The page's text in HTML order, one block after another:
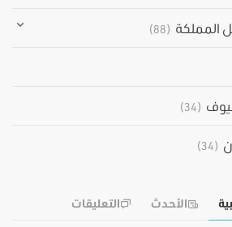
المملكة (88)
(34)
(34)
الأحدث التعليقات